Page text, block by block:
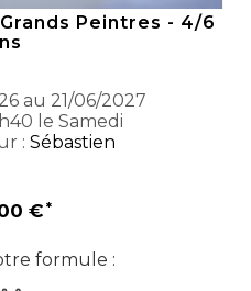
Peintres - 4/6
au 21/06/2027
le Samedi
: Sébastien
€
formule :